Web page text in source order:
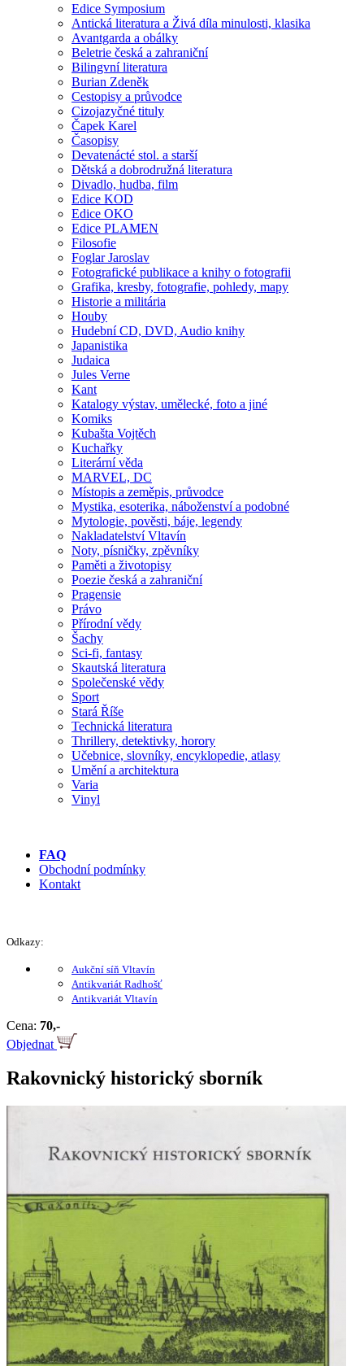
Edice Symposium
Antická literatura a Živá díla minulosti, klasika
Avantgarda a obálky
Beletrie česká a zahraniční
Bilingvní literatura
Burian Zdeněk
Cestopisy a průvodce
Cizojazyčné tituly
Čapek Karel
Časopisy
Devatenácté stol. a starší
Dětská a dobrodružná literatura
Divadlo, hudba, film
Edice KOD
Edice OKO
Edice PLAMEN
Filosofie
Foglar Jaroslav
Fotografické publikace a knihy o fotografii
Grafika, kresby, fotografie, pohledy, mapy
Historie a militária
Houby
Hudební CD, DVD, Audio knihy
Japanistika
Judaica
Jules Verne
Kant
Katalogy výstav, umělecké, foto a jiné
Komiks
Kubašta Vojtěch
Kuchařky
Literární věda
MARVEL, DC
Místopis a zeměpis, průvodce
Mystika, esoterika, náboženství a podobné
Mytologie, pověsti, báje, legendy
Nakladatelství Vltavín
Noty, písničky, zpěvníky
Paměti a životopisy
Poezie česká a zahraniční
Pragensie
Právo
Přírodní vědy
Šachy
Sci-fi, fantasy
Skautská literatura
Společenské vědy
Sport
Stará Říše
Technická literatura
Thrillery, detektivky, horory
Učebnice, slovníky, encyklopedie, atlasy
Umění a architektura
Varia
Vinyl
FAQ
Obchodní podmínky
Kontakt
Odkazy:
Aukční síň Vltavín
Antikvariát Radhošť
Antikvariát Vltavín
Cena: 70,-
Objednat
Rakovnický historický sborník